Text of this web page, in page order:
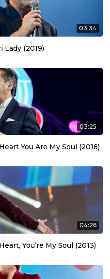
03:34
Lady (2019)
03:25
You Are My Soul (2018)
04:26
You’re My Soul (2013)